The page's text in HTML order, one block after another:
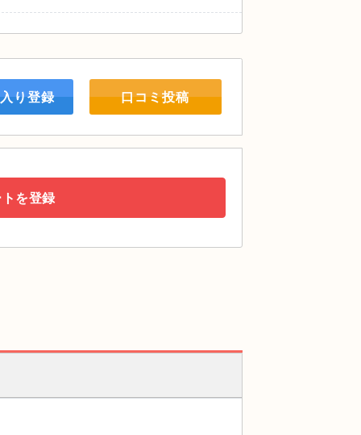
り登録 口コミ投稿
を登録